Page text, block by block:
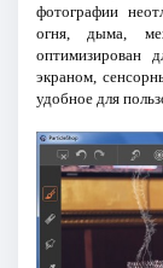
фотографии
огня, дыма,
оптимизирован
экраном,
удобное для